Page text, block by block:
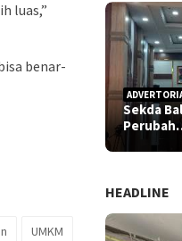
luas,”
benar-
UMKM
Sekda
HEADLINE